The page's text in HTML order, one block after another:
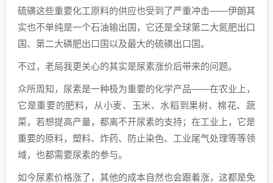
硫磺这些重要化工原料的供应也受到了严重冲击——伊朗其
实也不单纯是一个石油输出国，它还是全球第二大氮肥出口
国、第二大磷肥出口国以及最大的硫磺出口国。
不过，老局我更关心的其实是尿素涨价后带来的问题。
众所周知，尿素是一种极为重要的化学产品——在农业上，
它是重要的肥料，从小麦、玉米、水稻到果树、棉花、蔬
菜，若想提高产量，都离不开尿素的支持；在工业上，它是
重要的原料，塑料、炸药、防止染色、工业尾气处理等等领
域，也都需要尿素的参与。
如今尿素价格涨了，其他的成本自然也会跟着涨，这都是免